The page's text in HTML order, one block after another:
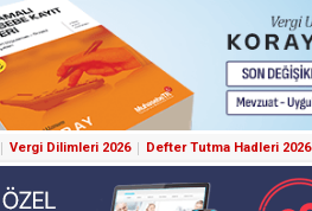
Vergi Dilimleri 2026 Defter Tutma Hadleri 2026